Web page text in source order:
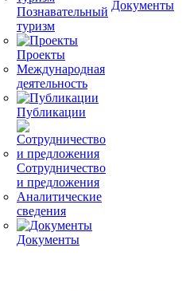
Познавательный
туризм
Проекты
Международная
деятельность
Публикации
Сотрудничество
и предложения
Аналитические
сведения
Документы
Документы